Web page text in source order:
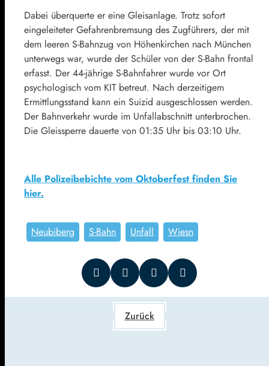
Dabei überquerte er eine Gleisanlage. Trotz sofort
eingeleiteter Gefahrenbremsung des Zugführers, der mit
dem leeren S-Bahnzug von Höhenkirchen nach München
unterwegs war, wurde der Schüler von der S-Bahn frontal
erfasst. Der 44-jährige S-Bahnfahrer wurde vor Ort
psychologisch vom KIT betreut. Nach derzeitigem
Ermittlungsstand kann ein Suizid ausgeschlossen werden.
Der Bahnverkehr wurde im Unfallabschnitt unterbrochen.
Die Gleissperre dauerte von 01:35 Uhr bis 03:10 Uhr.
Alle Polizeibebichte vom Oktoberfest finden Sie
hier.
Neubiberg S-Bahn Unfall Wiesn
Zurück